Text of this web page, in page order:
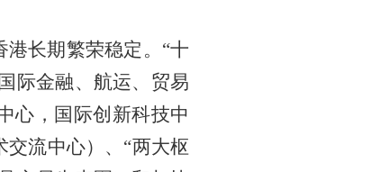
长期繁荣稳定。“十
际金融、航运、贸易
心，国际创新科技中
流中心）、“两大枢